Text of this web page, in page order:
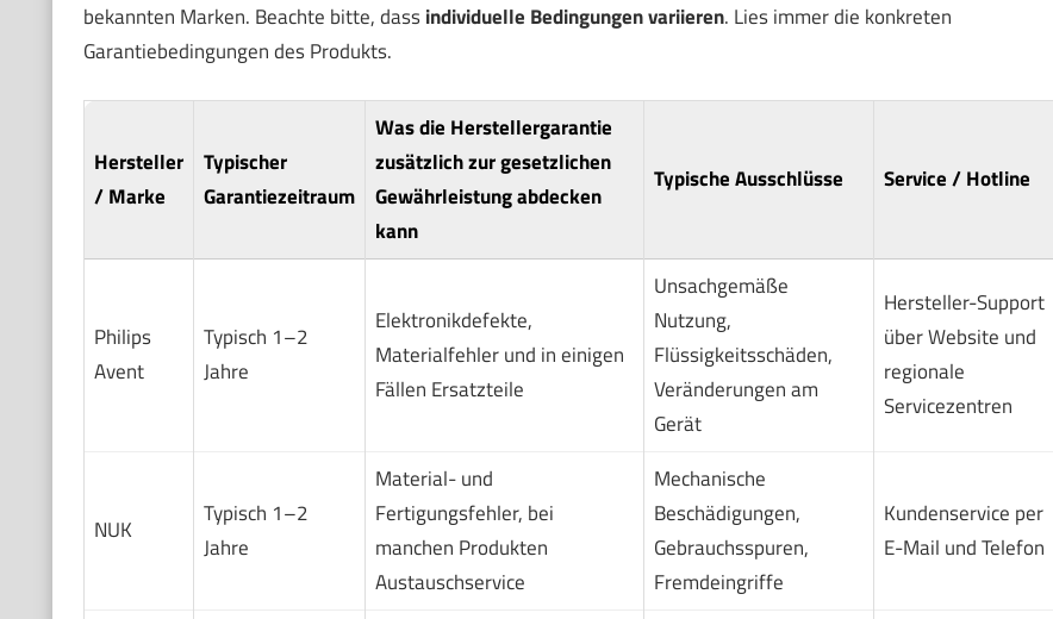
bekannten Marken. Beachte bitte, dassindividuelle Bedingungen variieren. Lies immer die konkreten
Garantiebedingungen des Produkts.
Hersteller
/ Marke
Typischer
Garantiezeitraum
Was die Herstellergarantie
zusätzlich zurgesetzlichen
Gewährleistungabdecken
kann
Typische Ausschlüsse Service / Hotline
Philips
Avent
Typisch 1–2
Jahre
Elektronikdefekte,
Materialfehler und in einigen
Fällen Ersatzteile
Unsachgemäße
Nutzung,
Flüssigkeitsschäden,
Veränderungen am
Gerät
Hersteller-Support
über Website und
regionale
Servicezentren
NUK
Typisch 1–2
Jahre
Material- und
Fertigungsfehler, bei
manchen Produkten
Austauschservice
Mechanische
Beschädigungen,
Gebrauchsspuren,
Fremdeingriffe
Kundenservice per
E-Mail und Telefon